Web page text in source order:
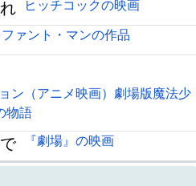
ヒッチコックの映画
ァント・マンの作品
ン（アニメ映画）劇場版魔法少
物語
『劇場』の映画